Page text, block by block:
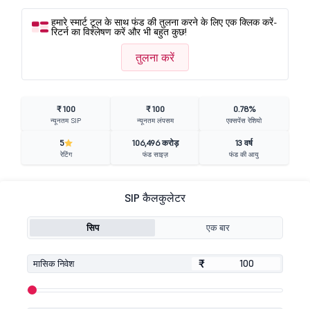
हमारे स्मार्ट टूल के साथ फंड की तुलना करने के लिए एक क्लिक करें-
रिटर्न का विश्लेषण करें और भी बहुत कुछ!
तुलना करें
₹ 100
न्यूनतम SIP
₹ 100
न्यूनतम लंपसम
0.78%
एक्सपेंस रेशियो
5
रेटिंग
106,496 करोड़
फंड साइज़
13 वर्ष
फंड की आयु
SIP कैलकुलेटर
सिप एक बार
मासिक निवेश ₹
₹